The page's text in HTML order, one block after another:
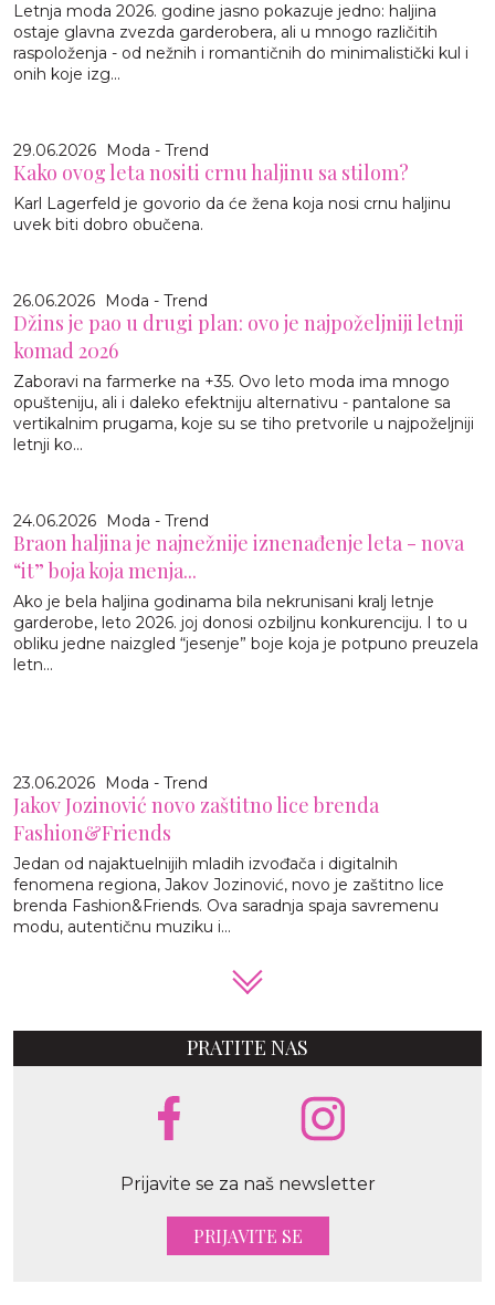
Letnja moda 2026. godine jasno pokazuje jedno: haljina
ostaje glavna zvezda garderobera, ali u mnogo različitih
raspoloženja - od nežnih i romantičnih do minimalistički kul i
onih koje izg...
29.06.2026 Moda - Trend
Kako ovog leta nositi crnu haljinu sa stilom?
Karl Lagerfeld je govorio da će žena koja nosi crnu haljinu
uvek biti dobro obučena.
26.06.2026 Moda - Trend
Džins je pao u drugi plan: ovo je najpoželjniji letnji
komad 2026
Zaboravi na farmerke na +35. Ovo leto moda ima mnogo
opušteniju, ali i daleko efektniju alternativu - pantalone sa
vertikalnim prugama, koje su se tiho pretvorile u najpoželjniji
letnji ko...
24.06.2026 Moda - Trend
Braon haljina je najnežnije iznenađenje leta - nova
“it” boja koja menja...
Ako je bela haljina godinama bila nekrunisani kralj letnje
garderobe, leto 2026. joj donosi ozbiljnu konkurenciju. I to u
obliku jedne naizgled “jesenje” boje koja je potpuno preuzela
letn...
23.06.2026 Moda - Trend
Jakov Jozinović novo zaštitno lice brenda
Fashion&Friends
Jedan od najaktuelnijih mladih izvođača i digitalnih
fenomena regiona, Jakov Jozinović, novo je zaštitno lice
brenda Fashion&Friends. Ova saradnja spaja savremenu
modu, autentičnu muziku i...
PRATITE NAS
Prijavite se za naš newsletter
PRIJAVITE SE